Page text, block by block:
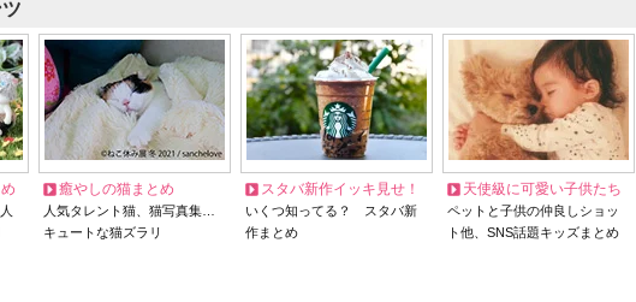
癒やしの猫まとめ
人気タレント猫、猫写真集…
キュートな猫ズラリ
スタバ新作イッキ見せ！
いくつ知ってる？ スタバ新
作まとめ
天使級に可愛い子供たち
ペットと子供の仲良しショッ
ト他、SNS話題キッズまとめ